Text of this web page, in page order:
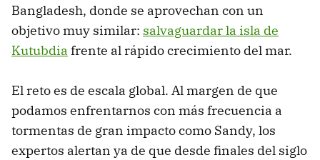
Bangladesh, donde se aprovechan con un
objetivo muy similar: salvaguardar la isla de
Kutubdia frente al rápido crecimiento del mar.
El reto es de escala global. Al margen de que
podamos enfrentarnos con más frecuencia a
tormentas de gran impacto como Sandy, los
expertos alertan ya de que desde finales del siglo